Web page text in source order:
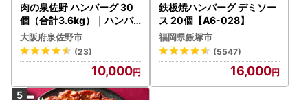
肉の泉佐野 ハンバーグ 30
個（合計3.6kg）｜ハンバ
ーグ 訳あり 黒毛和牛×なに
わポーク
大阪府泉佐野市
(23)
10,000
鉄板焼ハンバーグ デミソー
ス 20個【A6-028】
福岡県飯塚市
(5547)
16,000